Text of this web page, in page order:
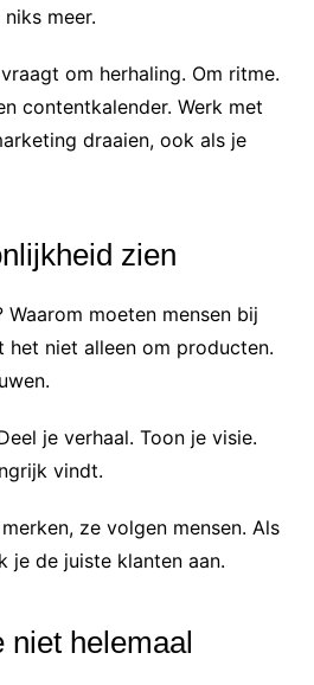
meer.
om herhaling. Om ritme.
contentkalender. Werk met
draaien, ook als je
zien
moeten mensen bij
het niet alleen om producten.
je verhaal. Toon je visie.
vindt.
ze volgen mensen. Als
je de juiste klanten aan.
niet helemaal